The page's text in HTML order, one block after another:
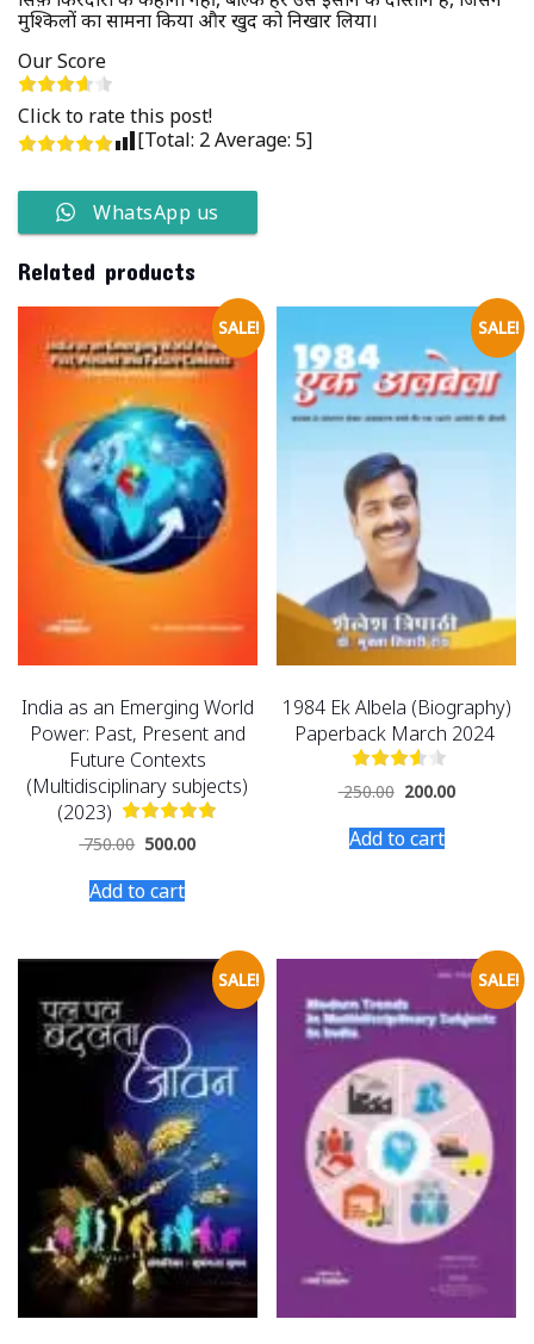
मुश्किलों का सामना किया और खुद को निखार लिया।
Our Score
Click to rate this post!
[Total: 2Average: 5]
WhatsApp us
Related products
SALE!
India as an Emerging World
Power: Past, Present and
Future Contexts
(Multidisciplinary subjects)
(2023)
750.00 500.00
Add to cart
SALE!
1984 Ek Albela (Biography)
Paperback March 2024
250.00 200.00
Add to cart
SALE! SALE!